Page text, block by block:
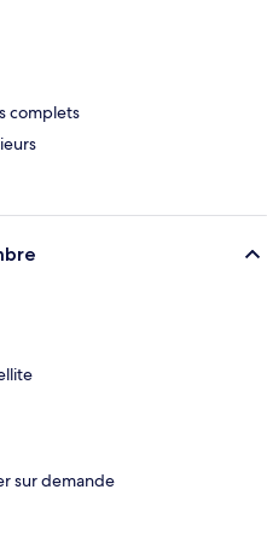
complets
sur demande